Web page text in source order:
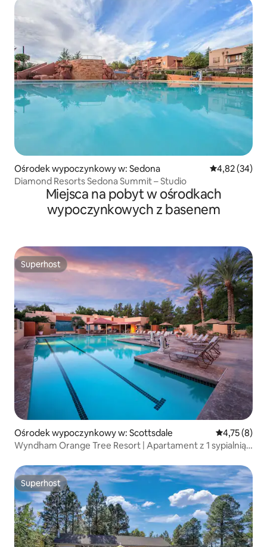
Ośrodek wypoczynkowy w: Sedona Średnia
4,82 (34)
Diamond Resorts Sedona Summit – Studio
Miejsca na pobyt w ośrodkach
wypoczynkowych z basenem
Superhost
Superhost
Ośrodek wypoczynkowy w: Scottsdale Średnia
4,75 (8)
Wyndham Orange Tree Resort | Apartament z 1 sypialnią i
Superhost
Superhost